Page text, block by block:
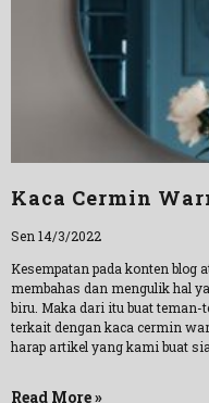
Kaca Cermin
Sen 14/3/2022
Kesempatan pada konten
membahas dan mengulik hal
biru. Maka dari itu buat
terkait dengan kaca cermin
harap artikel yang kami buat
Read More »